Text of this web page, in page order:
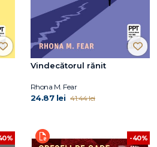
Vindecătorul rănit
Rhona M. Fear
24.87 lei 41.44 lei
-40%